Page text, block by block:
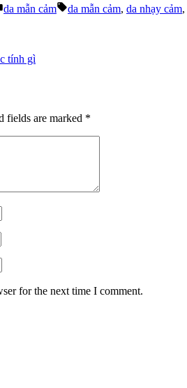
Posted
da mẫn cảm Tags:
da mẫn cảm, da nhạy cảm,
tính gì
fields are marked *
for the next time I comment.